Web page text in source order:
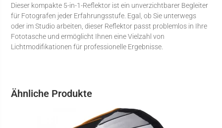
Dieser kompakte 5-in-1-Reflektor ist ein unverzichtbarer Begleiter
für Fotografen jeder Erfahrungsstufe. Egal, ob Sie unterwegs
oder im Studio arbeiten, dieser Reflektor passt problemlos in Ihre
Fototasche und ermöglicht Ihnen eine Vielzahl von
Lichtmodifikationen für professionelle Ergebnisse.
Ähnliche Produkte